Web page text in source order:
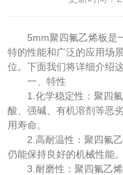
5mm聚四氟乙烯板是一
特的性能和广泛的应用场
位。下面我们将详细介绍
一、特性
1.化学稳定性：聚四氟
酸、强碱、有机溶剂等恶
用寿命。
2.高耐温性：聚四氟乙
仍能保持良好的机械性能。
3.耐磨性：聚四氟乙烯